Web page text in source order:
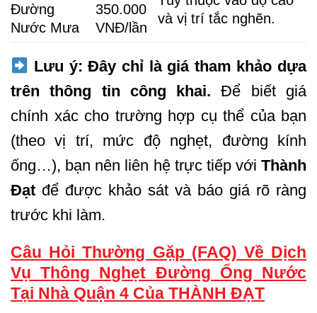
Đường
Nước Mưa
350.000
VNĐ/lần
và vị trí tắc nghẽn.
Lưu ý:Đây chỉ là giá tham khảo dựa
trên thông tin công khai. Để biết giá
chính xác cho trường hợp cụ thể của bạn
(theo vị trí, mức độ nghẹt, đường kính
ống…), bạn nên liên hệ trực tiếp với Thành
Đạt để được khảo sát và báo giá rõ ràng
trước khi làm.
Câu Hỏi Thường Gặp (FAQ) Về Dịch
Vụ Thông Nghẹt Đường Ống Nước
Tại Nhà Quận 4 Của THÀNH ĐẠT